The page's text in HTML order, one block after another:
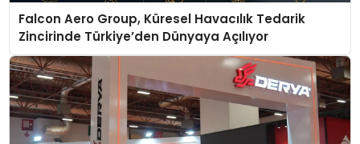
Falcon Aero Group, Küresel Havacılık Tedarik
Zincirinde Türkiye’den Dünyaya Açılıyor